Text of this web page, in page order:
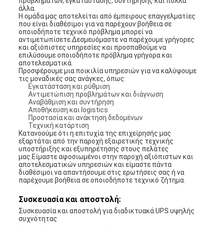
άλλα.
Η ομάδα μας αποτελείται από έμπειρους επαγγελματίες
που είναι διαθέσιμοι για να παρέχουν βοήθεια σε
οποιοδήποτε τεχνικό πρόβλημα μπορεί να
αντιμετωπίσετε.Δεσμευόμαστε να παρέχουμε γρήγορες
και αξιόπιστες υπηρεσίες και προσπαθούμε να
επιλύσουμε οποιοδήποτε πρόβλημα γρήγορα και
αποτελεσματικά.
Προσφέρουμε μια ποικιλία υπηρεσιών για να καλύψουμε
τις μοναδικές σας ανάγκες, όπως:
Εγκατάσταση και ρύθμιση
Αντιμετώπιση προβλημάτων και διάγνωση
Αναβάθμιση και συντήρηση
Αποθήκευση και logistics
Προστασία και ανάκτηση δεδομένων
Τεχνική κατάρτιση
Κατανοούμε ότι η επιτυχία της επιχείρησής μας
εξαρτάται από την παροχή εξαιρετικής τεχνικής
υποστήριξης και εξυπηρέτησης στους πελάτες
μας.Είμαστε αφοσιωμένοι στην παροχή αξιόπιστων και
αποτελεσματικών υπηρεσιών και είμαστε πάντα
διαθέσιμοι να απαντήσουμε στις ερωτήσεις σας ή να
παρέχουμε βοήθεια σε οποιοδήποτε τεχνικό ζήτημα.
Συσκευασία και αποστολή:
Συσκευασία και αποστολή για διαδικτυακά UPS υψηλής
συχνότητας